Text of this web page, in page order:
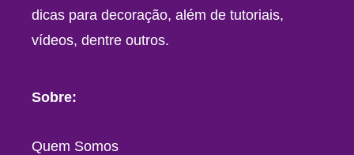
dicas para decoração, além de tutoriais,
vídeos, dentre outros.
Sobre:
Quem Somos